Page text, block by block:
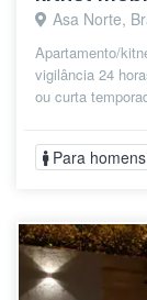
Asa Norte,
Apartamento/
vigilância 24
ou curta
Para homens